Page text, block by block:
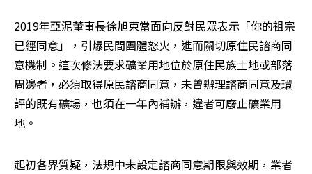
2019年亞泥董事長徐旭東當面向反對民眾表示「你的祖宗
已經同意」，引爆民間團體怒火，進而關切原住民諮商同
意機制。這次修法要求礦業用地位於原住民族土地或部落
周邊者，必須取得原民諮商同意，未曾辦理諮商同意及環
評的既有礦場，也須在一年內補辦，違者可廢止礦業用
地。
起初各界質疑，法規中未設定諮商同意期限與效期，業者